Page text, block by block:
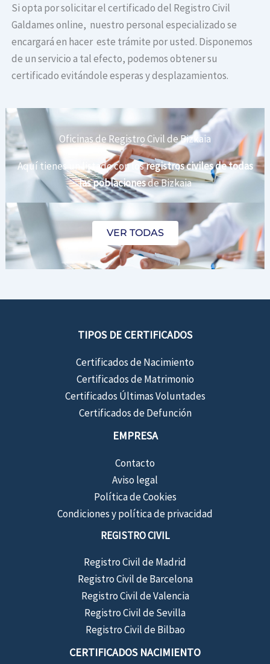
Si opta por solicitar el certificado del Registro Civil
Galdames online, nuestro personal especializado se
encargará en hacer este trámite por usted. Disponemos
de un servicio a tal efecto, podemos obtener su
certificado evitándole esperas y desplazamientos.
Oficinas de Registro Civil de Bizkaia
Aquí tienes un listado con losregistros civiles de todas
las poblacionesde Bizkaia
VER TODAS
TIPOS DE CERTIFICADOS
Certificados de Nacimiento
Certificados de Matrimonio
Certificados Últimas Voluntades
Certificados de Defunción
EMPRESA
Contacto
Aviso legal
Política de Cookies
Condiciones y política de privacidad
REGISTRO CIVIL
Registro Civil de Madrid
Registro Civil de Barcelona
Registro Civil de Valencia
Registro Civil de Sevilla
Registro Civil de Bilbao
CERTIFICADOS NACIMIENTO